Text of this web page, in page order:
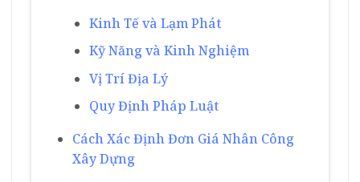
Kinh Tế và Lạm Phát
Kỹ Năng và Kinh Nghiệm
Vị Trí Địa Lý
Quy Định Pháp Luật
Cách Xác Định Đơn Giá Nhân Công
Xây Dựng